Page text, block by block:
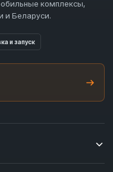
комплексы,
и Беларуси.
и запуск